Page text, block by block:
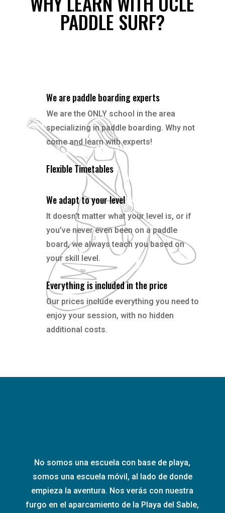
PADDLE SURF?
We are paddle boarding experts
We are the ONLY school in the area
specializing in paddle boarding. Why not
come and learn with experts!
Flexible Timetables
We adapt to your level
It doesn’t matter what your level is, or if
you’ve never even been on a paddle
board, we always teach you based on
your skill level.
Everything is included in the price
Our prices include everything you need to
enjoy your session, with no hidden
additional costs.
No somos una escuela con base de playa,
somos una escuela móvil, al lado de donde
empieza la aventura. Nos verás con nuestra
furgo en el aparcamiento de la Playa del Sable,